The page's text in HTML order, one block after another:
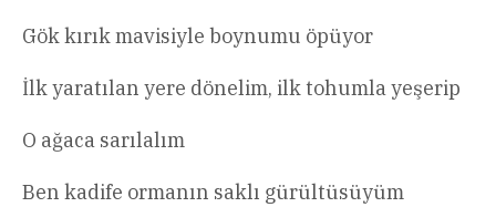
Gök kırık mavisiyle boynumu öpüyor
İlk yaratılan yere dönelim, ilk tohumla yeşerip
O ağaca sarılalım
Ben kadife ormanın saklı gürültüsüyüm